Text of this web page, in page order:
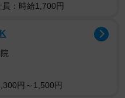
員：時給1,700円
円～1,500円